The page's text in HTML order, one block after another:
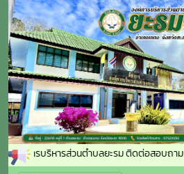
งค์การบริหารส่วนตำบลยะรม ติดต่อสอบถาม :